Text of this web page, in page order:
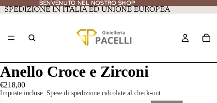
BENVENUTO NEL NOSTRO SHOP
BENVENUTO NEL NOSTRO SHOP
SPEDIZIONE IN ITALIA ED UNIONE EUROPEA
Anello Croce e Zirconi
€218,00
Imposte incluse. Spese di spedizione calcolate al check-out.